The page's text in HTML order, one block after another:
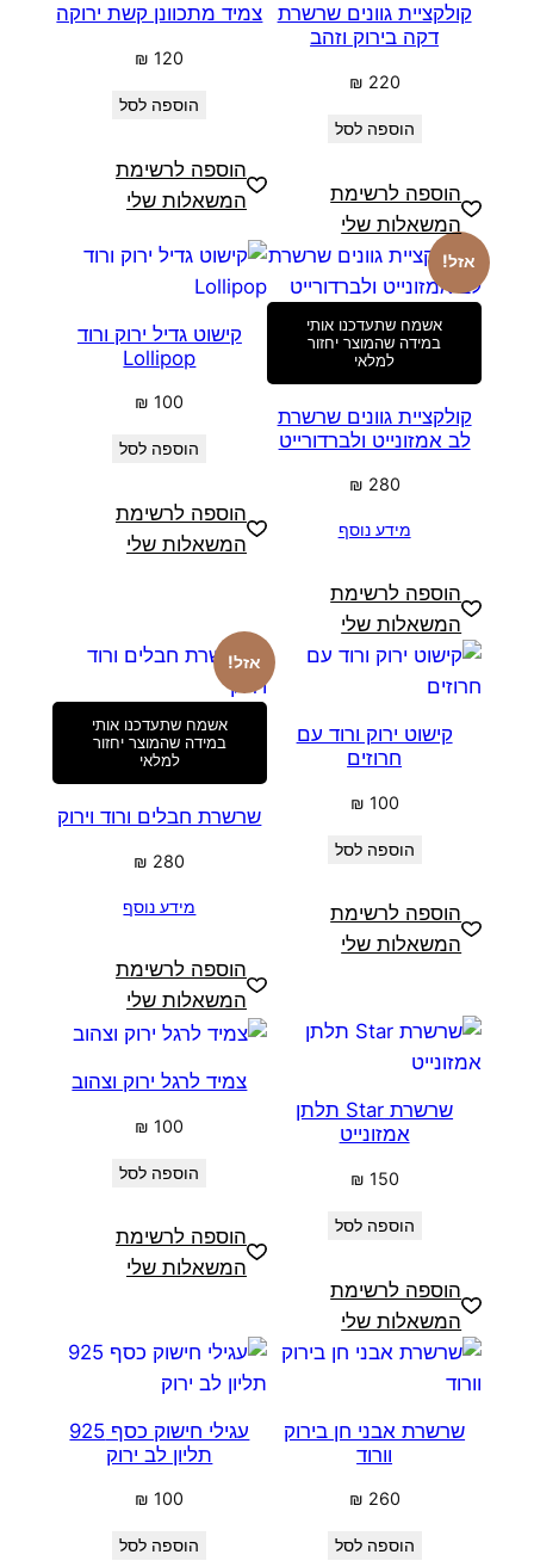
קולקציית גוונים שרשרת
דקה בירוק וזהב
₪ 220
הוספה לסל
הוספה לרשימת
המשאלות שלי
צמיד מתכוונן קשת ירוקה
₪ 120
הוספה לסל
הוספה לרשימת
המשאלות שלי
אזל!
אשמח שתעדכנו אותי
במידה שהמוצר יחזור
למלאי
קולקציית גוונים שרשרת
לב אמזונייט ולברדורייט
₪ 280
מידע נוסף
הוספה לרשימת
המשאלות שלי
קישוט גדיל ירוק ורוד
Lollipop
₪ 100
הוספה לסל
הוספה לרשימת
המשאלות שלי
קישוט ירוק ורוד עם
חרוזים
₪ 100
הוספה לסל
הוספה לרשימת
המשאלות שלי
אזל!
אשמח שתעדכנו אותי
במידה שהמוצר יחזור
למלאי
שרשרת חבלים ורוד וירוק
₪ 280
מידע נוסף
הוספה לרשימת
המשאלות שלי
שרשרת Star תלתן
אמזונייט
₪ 150
הוספה לסל
הוספה לרשימת
המשאלות שלי
צמיד לרגל ירוק וצהוב
₪ 100
הוספה לסל
הוספה לרשימת
המשאלות שלי
שרשרת אבני חן בירוק
וורוד
₪ 260
הוספה לסל
עגילי חישוק כסף 925
תליון לב ירוק
₪ 100
הוספה לסל